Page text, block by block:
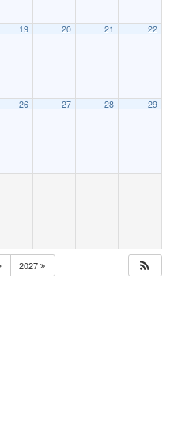
19 20 21 22
26 27 28 29
2027